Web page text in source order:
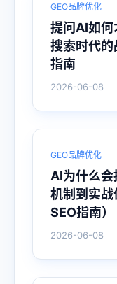
GEO品牌优化
提问AI如何
搜索时代
指南
2026-06-08
GEO品牌优化
AI为什么
机制到实
SEO指南）
2026-06-08